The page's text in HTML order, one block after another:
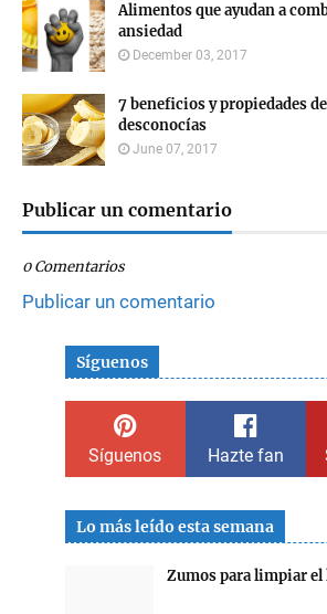
Alimentos que ayudan a
ansiedad
December 03, 2017
7 beneficios y propiedades
desconocías
June 07, 2017
Publicar un comentario
0 Comentarios
Publicar un comentario
Síguenos
Síguenos Hazte fan
Lo más leído esta semana
Zumos para limpiar el